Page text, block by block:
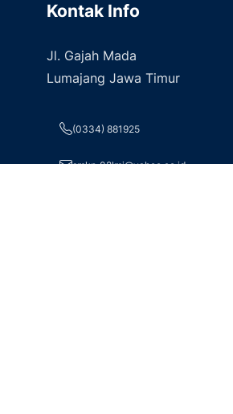
Kontak Info
Jl. Gajah Mada
Lumajang Jawa Timur
(0334) 881925
smkn_02lmj@yahoo.co.id